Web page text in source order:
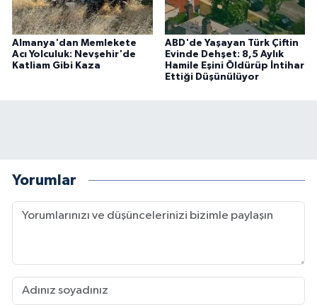
Almanya'dan Memlekete
Acı Yolculuk: Nevşehir'de
Katliam Gibi Kaza
ABD'de Yaşayan Türk Çiftin
Evinde Dehşet: 8,5 Aylık
Hamile Eşini Öldürüp İntihar
Ettiği Düşünülüyor
Yorumlar